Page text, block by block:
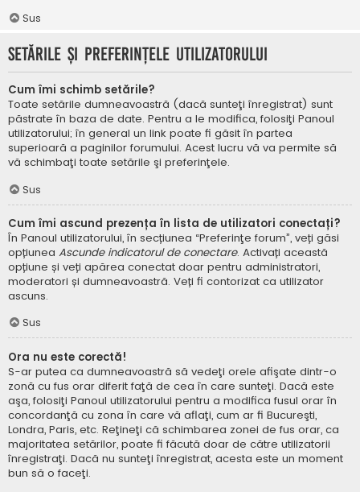
Sus
Setările şi preferinţele utilizatorului
Cum îmi schimb setările?
Toate setările dumneavoastră (dacă sunteţi înregistrat) sunt
păstrate în baza de date. Pentru a le modifica, folosiţi Panoul
utilizatorului; în general un link poate fi găsit în partea
superioară a paginilor forumului. Acest lucru vă va permite să
vă schimbaţi toate setările şi preferinţele.
Sus
Cum îmi ascund prezența în lista de utilizatori conectați?
În Panoul utilizatorului, în secțiunea “Preferinţe forum”, veți găsi
opțiunea Ascunde indicatorul de conectare. Activați această
opțiune și veți apărea conectat doar pentru administratori,
moderatori și dumneavoastră. Veți fi contorizat ca utilizator
ascuns.
Sus
Ora nu este corectă!
S-ar putea ca dumneavoastră să vedeţi orele afişate dintr-o
zonă cu fus orar diferit faţă de cea în care sunteţi. Dacă este
aşa, folosiţi Panoul utilizatorului pentru a modifica fusul orar în
concordanţă cu zona în care vă aflaţi, cum ar fi Bucureşti,
Londra, Paris, etc. Reţineţi că schimbarea zonei de fus orar, ca
majoritatea setărilor, poate fi făcută doar de către utilizatorii
înregistraţi. Dacă nu sunteţi înregistrat, acesta este un moment
bun să o faceţi.